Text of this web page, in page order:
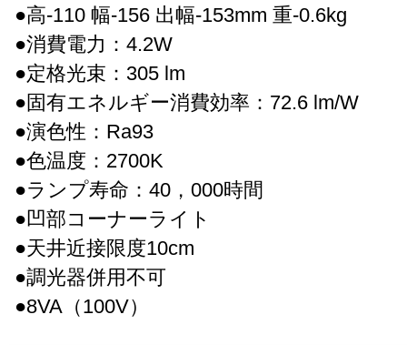
●高-110 幅-156 出幅-153mm 重-0.6kg
●消費電力：4.2W
●定格光束：305 lm
●固有エネルギー消費効率：72.6 lm/W
●演色性：Ra93
●色温度：2700K
●ランプ寿命：40，000時間
●凹部コーナーライト
●天井近接限度10cm
●調光器併用不可
●8VA（100V）